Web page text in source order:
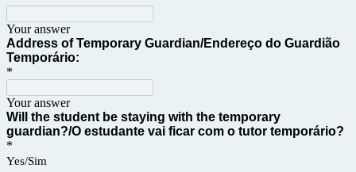
Your answer
Address of Temporary Guardian/Endereço do Guardião
Temporário:
*
Your answer
Will the student be staying with the temporary
guardian?/O estudante vai ficar com o tutor temporário?
*
Yes/Sim